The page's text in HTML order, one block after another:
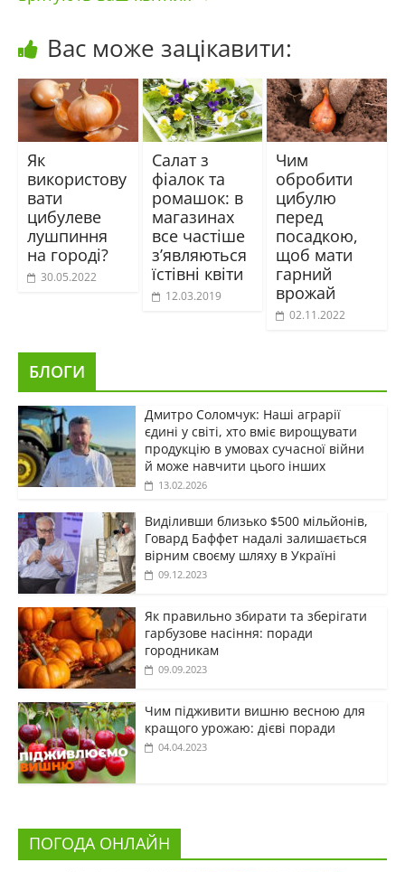
Вас може зацікавити:
Як
використову
вати
цибулеве
лушпиння
на городі?
30.05.2022
Салат з
фіалок та
ромашок: в
магазинах
все частіше
з’являються
їстівні квіти
12.03.2019
Чим
обробити
цибулю
перед
посадкою,
щоб мати
гарний
врожай
02.11.2022
БЛОГИ
Дмитро Соломчук: Наші аграрії
єдині у світі, хто вміє вирощувати
продукцію в умовах сучасної війни
й може навчити цього інших
13.02.2026
Виділивши близько $500 мільйонів,
Говард Баффет надалі залишається
вірним своєму шляху в Україні
09.12.2023
Як правильно збирати та зберігати
гарбузове насіння: поради
городникам
09.09.2023
Чим підживити вишню весною для
кращого урожаю: дієві поради
04.04.2023
ПОГОДА ОНЛАЙН